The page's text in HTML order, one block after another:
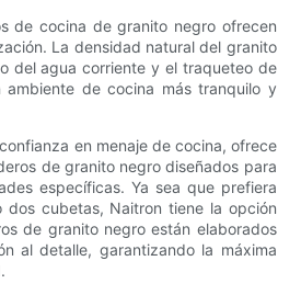
de cocina de granito negro ofrecen
La densidad natural del granito
del agua corriente y el traqueteo de
ambiente de cocina más tranquilo y
en menaje de cocina, ofrece
de granito negro diseñados para
específicas. Ya sea que prefiera
dos cubetas, Naitron tiene la opción
de granito negro están elaborados
al detalle, garantizando la máxima